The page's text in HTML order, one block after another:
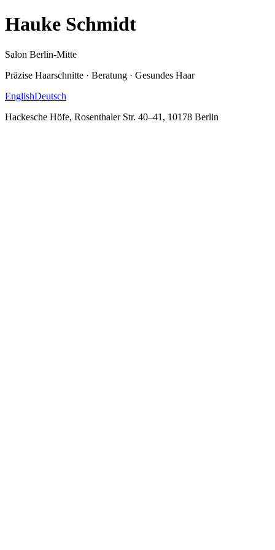
Hauke Schmidt
Salon Berlin-Mitte
Präzise Haarschnitte · Beratung · Gesundes Haar
EnglishDeutsch
Hackesche Höfe, Rosenthaler Str. 40–41, 10178 Berlin